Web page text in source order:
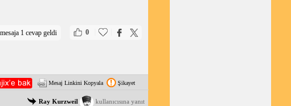
0
1 cevap geldi
Mesaj Linkini Kopyala Şikayet
Ray Kurzweil kullanıcısına yanıt